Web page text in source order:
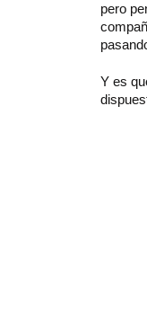
pero
Y es